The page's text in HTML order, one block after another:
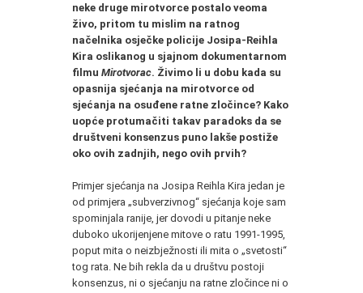
neke druge mirotvorce postalo veoma
živo, pritom tu mislim na ratnog
načelnika osječke policije Josipa-Reihla
Kira oslikanog u sjajnom dokumentarnom
filmu Mirotvorac. Živimo li u dobu kada su
opasnija sjećanja na mirotvorce od
sjećanja na osuđene ratne zločince? Kako
uopće protumačiti takav paradoks da se
društveni konsenzus puno lakše postiže
oko ovih zadnjih, nego ovih prvih?
Primjer sjećanja na Josipa Reihla Kira jedan je
od primjera „subverzivnog“ sjećanja koje sam
spominjala ranije, jer dovodi u pitanje neke
duboko ukorijenjene mitove o ratu 1991-1995,
poput mita o neizbježnosti ili mita o „svetosti“
tog rata. Ne bih rekla da u društvu postoji
konsenzus, ni o sjećanju na ratne zločince ni o